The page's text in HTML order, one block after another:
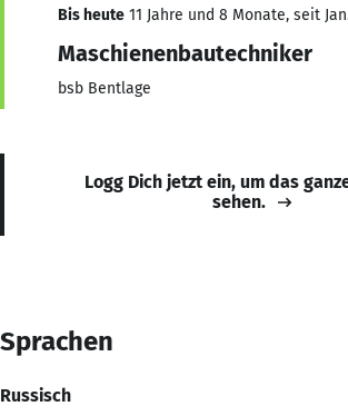
Bis heute 11 Jahre und 8 Monate, seit
Maschienenbautechniker
bsb Bentlage
Logg Dich jetzt ein, um das
sehen.
Sprachen
Russisch